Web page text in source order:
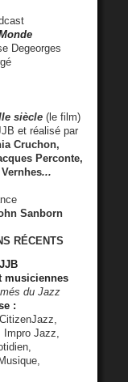
Degeorges
siècle (le film)
et réalisé par
Cruchon,
Perconte,
...
Sanborn
RÉCENTS
musiciennes
du Jazz
:
Impro Jazz,